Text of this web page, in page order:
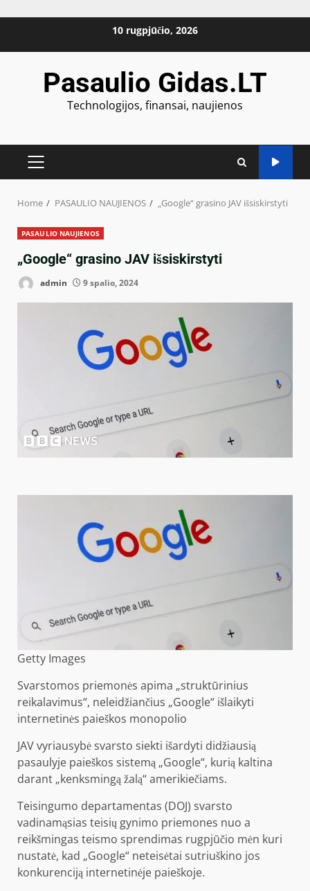
10 rugpjūčio, 2026
Pasaulio Gidas.LT
Technologijos, finansai, naujienos
PRIMARY
Home PASAULIO NAUJIENOS „Google“ grasino JAV išsiskirstyti
PASAULIO NAUJIENOS
„Google“ grasino JAV išsiskirstyti
admin 9 spalio, 2024
Getty Images
Svarstomos priemonės apima „struktūrinius
reikalavimus“, neleidžiančius „Google“ išlaikyti
internetinės paieškos monopolio
JAV vyriausybė svarsto siekti išardyti didžiausią
pasaulyje paieškos sistemą „Google“, kurią kaltina
darant „kenksmingą žalą“ amerikiečiams.
Teisingumo departamentas (DOJ) svarsto
vadinamąsias teisių gynimo priemones nuo a
reikšmingas teismo sprendimas rugpjūčio mėn kuri
nustatė, kad „Google“ neteisėtai sutriuškino jos
konkurenciją internetinėje paieškoje.